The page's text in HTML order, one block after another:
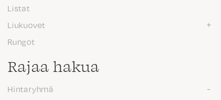
Listat
Liukuovet
Rungot
Rajaa hakua
Hintaryhmä